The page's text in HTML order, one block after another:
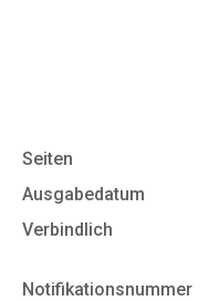
Seiten
Ausgabedatum
Verbindlich
Notifikationsnummer